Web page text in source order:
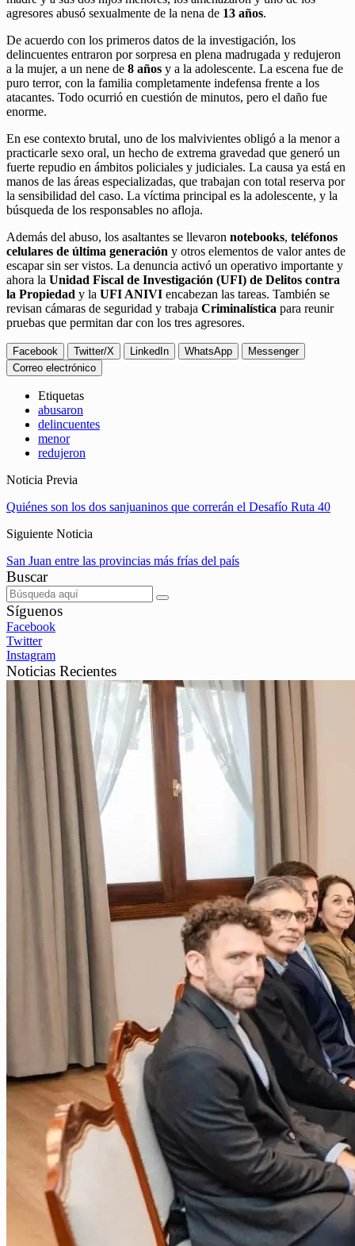
agresores abusó sexualmente de la nena de 13 años.
De acuerdo con los primeros datos de la investigación, los
delincuentes entraron por sorpresa en plena madrugada y redujeron
a la mujer, a un nene de 8 años y a la adolescente. La escena fue de
puro terror, con la familia completamente indefensa frente a los
atacantes. Todo ocurrió en cuestión de minutos, pero el daño fue
enorme.
En ese contexto brutal, uno de los malvivientes obligó a la menor a
practicarle sexo oral, un hecho de extrema gravedad que generó un
fuerte repudio en ámbitos policiales y judiciales. La causa ya está en
manos de las áreas especializadas, que trabajan con total reserva por
la sensibilidad del caso. La víctima principal es la adolescente, y la
búsqueda de los responsables no afloja.
Además del abuso, los asaltantes se llevaron notebooks, teléfonos
celulares de última generación y otros elementos de valor antes de
escapar sin ser vistos. La denuncia activó un operativo importante y
ahora la Unidad Fiscal de Investigación (UFI) de Delitos contra
la Propiedad y la UFI ANIVI encabezan las tareas. También se
revisan cámaras de seguridad y trabaja Criminalística para reunir
pruebas que permitan dar con los tres agresores.
Facebook Twitter/X LinkedIn WhatsApp
Messenger
Correo electrónico
Etiquetas
abusaron
delincuentes
menor
redujeron
Noticia Previa
Quiénes son los dos sanjuaninos que correrán el Desafío Ruta 40
Siguiente Noticia
San Juan entre las provincias más frías del país
Buscar
Síguenos
Facebook
Twitter
Instagram
Noticias Recientes